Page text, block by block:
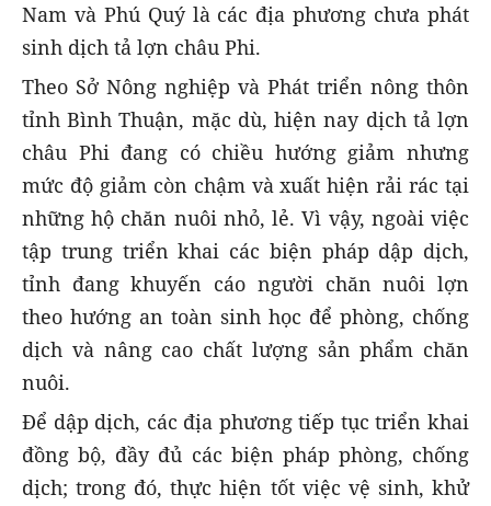
Nam và Phú Quý là các địa phương chưa phát
sinh dịch tả lợn châu Phi.
Theo Sở Nông nghiệp và Phát triển nông thôn
tỉnh Bình Thuận, mặc dù, hiện nay dịch tả lợn
châu Phi đang có chiều hướng giảm nhưng
mức độ giảm còn chậm và xuất hiện rải rác tại
những hộ chăn nuôi nhỏ, lẻ. Vì vậy, ngoài việc
tập trung triển khai các biện pháp dập dịch,
tỉnh đang khuyến cáo người chăn nuôi lợn
theo hướng an toàn sinh học để phòng, chống
dịch và nâng cao chất lượng sản phẩm chăn
nuôi.
Để dập dịch, các địa phương tiếp tục triển khai
đồng bộ, đầy đủ các biện pháp phòng, chống
dịch; trong đó, thực hiện tốt việc vệ sinh, khử